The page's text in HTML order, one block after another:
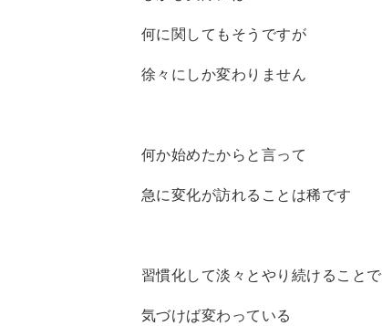
何に関してもそうですが
徐々にしか変わりません
何か始めたからと言って
急に変化が訪れることは稀です
習慣化して淡々とやり続けることで
気づけば変わっている